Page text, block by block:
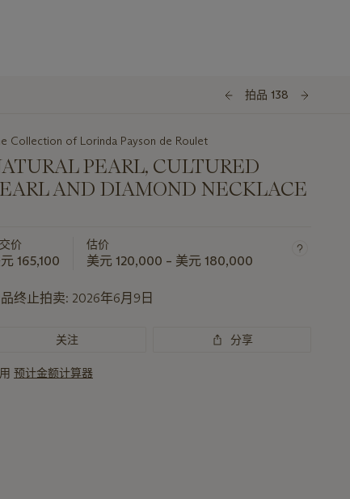
拍品 138
Collection of Lorinda Payson de Roulet
PEARL, CULTURED
AND DIAMOND NECKLACE
价
165,100
估价
美元 120,000 – 美元 180,000
终止拍卖: 2026年6月9日
关注 分享
预计金额计算器